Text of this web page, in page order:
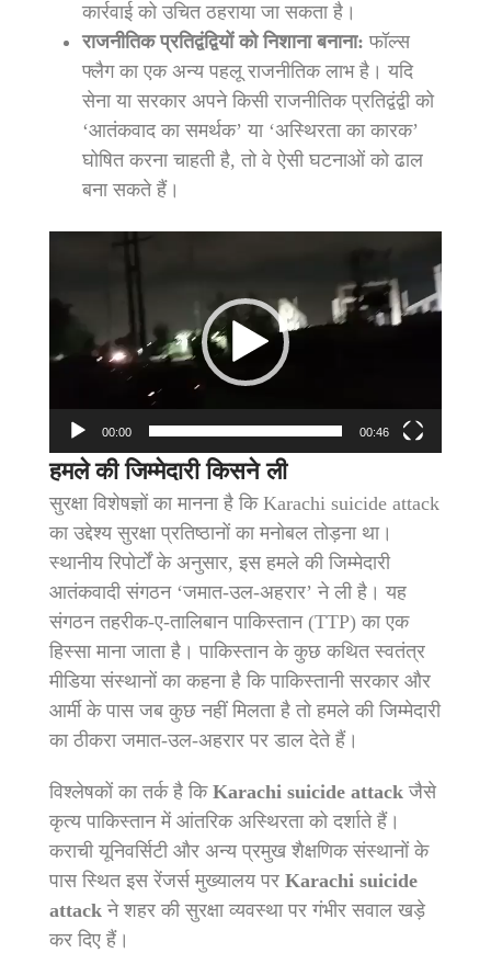
कार्रवाई को उचित ठहराया जा सकता है।
राजनीतिक प्रतिद्वंद्वियों को निशाना बनाना: फॉल्स
फ्लैग का एक अन्य पहलू राजनीतिक लाभ है। यदि
सेना या सरकार अपने किसी राजनीतिक प्रतिद्वंद्वी को
‘आतंकवाद का समर्थक’ या ‘अस्थिरता का कारक’
घोषित करना चाहती है, तो वे ऐसी घटनाओं को ढाल
बना सकते हैं।
00:00 00:46
हमले की जिम्मेदारी किसने ली
सुरक्षा विशेषज्ञों का मानना है कि Karachi suicide attack
का उद्देश्य सुरक्षा प्रतिष्ठानों का मनोबल तोड़ना था।
स्थानीय रिपोर्टों के अनुसार, इस हमले की जिम्मेदारी
आतंकवादी संगठन ‘जमात-उल-अहरार’ ने ली है। यह
संगठन तहरीक-ए-तालिबान पाकिस्तान (TTP) का एक
हिस्सा माना जाता है। पाकिस्तान के कुछ कथित स्वतंत्र
मीडिया संस्थानों का कहना है कि पाकिस्तानी सरकार और
आर्मी के पास जब कुछ नहीं मिलता है तो हमले की जिम्मेदारी
का ठीकरा जमात-उल-अहरार पर डाल देते हैं।
विश्लेषकों का तर्क है कि Karachi suicide attack जैसे
कृत्य पाकिस्तान में आंतरिक अस्थिरता को दर्शाते हैं।
कराची यूनिवर्सिटी और अन्य प्रमुख शैक्षणिक संस्थानों के
पास स्थित इस रेंजर्स मुख्यालय पर Karachi suicide
attack ने शहर की सुरक्षा व्यवस्था पर गंभीर सवाल खड़े
कर दिए हैं।